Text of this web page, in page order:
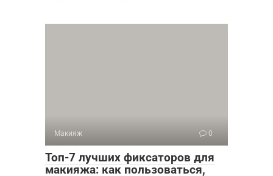
Макияж 0
Топ-7 лучших фиксаторов для
макияжа: как пользоваться,